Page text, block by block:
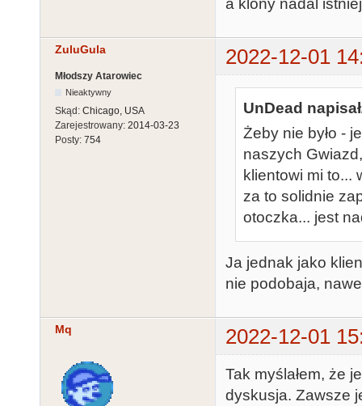
a klony nadal
ZuluGula 2022-12-01
Młodszy Atarowiec
Nieaktywny
Skąd: Chicago, USA
Zarejestrowany: 2014-03-23
Posty: 754
UnDead
Żeby nie było -
naszych
klientowi mi to...
za to solidnie
otoczka... jest
Ja jednak jako
nie podobaja,
Mq 2022-12-01
Tak myślałem, że
dyskusja. Zawsze